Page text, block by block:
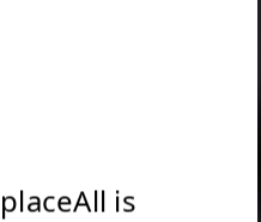
is